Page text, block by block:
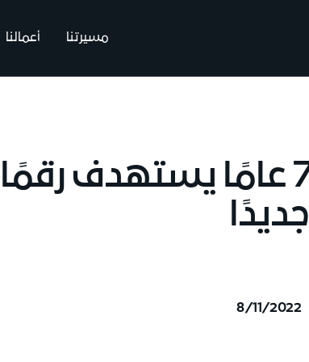
مسيرتنا أعمالنا
إيطالي يبلغ من العمر 78 عامًا
جديدًا
8/11/2022